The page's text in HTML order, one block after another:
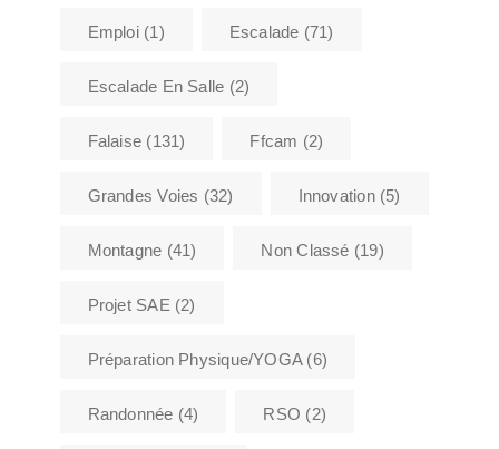
Emploi(1) Escalade (71)
Escalade En Salle (2)
Falaise (131) Ffcam (2)
Grandes Voies (32) Innovation(5)
Montagne (41) Non Classé (19)
Projet SAE (2)
Préparation Physique/YOGA(6)
Randonnée (4) RSO (2)